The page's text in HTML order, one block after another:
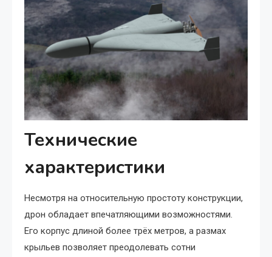
Технические
характеристики
Несмотря на относительную простоту конструкции,
дрон обладает впечатляющими возможностями.
Его корпус длиной более трёх метров, а размах
крыльев позволяет преодолевать сотни